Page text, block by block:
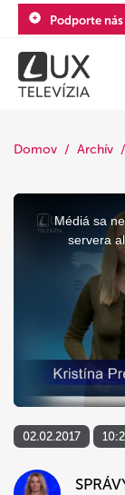
Podporte nás
Domov Archív
This
modal
window.
Médiá sa
servera
02.02.2017